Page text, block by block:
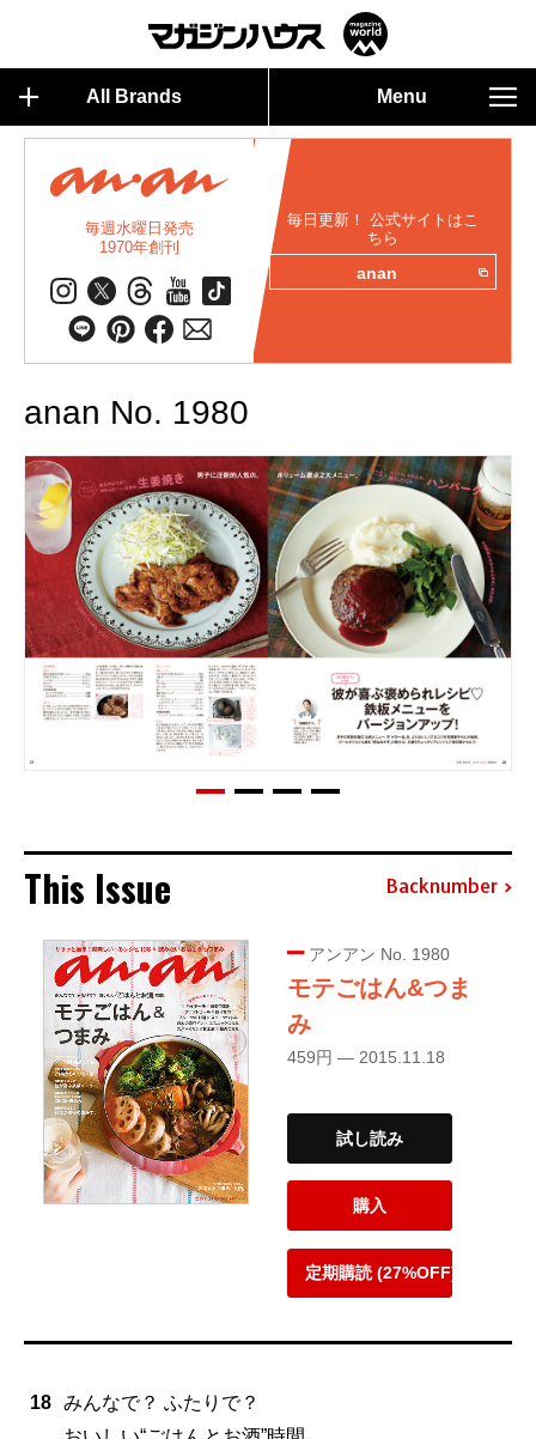
All Brands Menu
毎週水曜日発売
1970年創刊
毎日更新！ 公式サイトはこ
ちら
anan
anan No. 1980
This Issue Backnumber
アンアン No. 1980
モテごはん&つま
み
459円 — 2015.11.18
試し読み
購入
定期購読 (27%OFF)
18 みんなで？ ふたりで？